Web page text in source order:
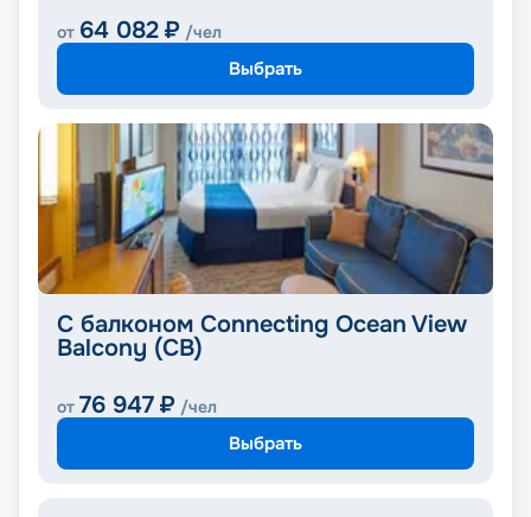
от 64 082 ₽ /чел
Выбрать
С балконом Connecting Ocean View
Balcony (CB)
от 76 947 ₽ /чел
Выбрать